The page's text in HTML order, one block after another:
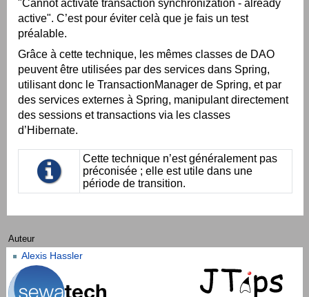
"Cannot activate transaction synchronization - already
active". C’est pour éviter celà que je fais un test
préalable.
Grâce à cette technique, les mêmes classes de DAO
peuvent être utilisées par des services dans Spring,
utilisant donc le TransactionManager de Spring, et par
des services externes à Spring, manipulant directement
des sessions et transactions via les classes
d’Hibernate.
Cette technique n’est généralement pas
préconisée ; elle est utile dans une
période de transition.
Alexis Hassler
Auteur